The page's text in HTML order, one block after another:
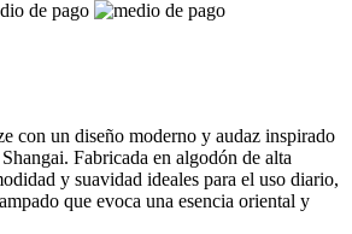
con un diseño moderno y audaz inspirado
Fabricada en algodón de alta
y suavidad ideales para el uso diario,
que evoca una esencia oriental y